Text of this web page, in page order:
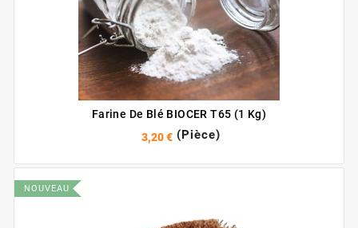
Farine De Blé BIOCER T65 (1 Kg)
3,20 € (Pièce)
NOUVEAU